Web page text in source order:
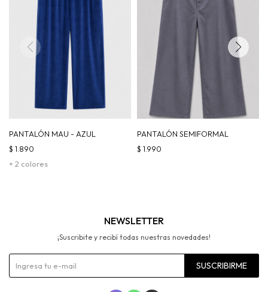
PANTALÓN MAU - AZUL
+ 2 colores
$ 1.890
PANTALÓN SEMIFORMAL
$ 1.990
NEWSLETTER
¡Suscribite y recibí todas nuestras novedades!
SUSCRIBIRME